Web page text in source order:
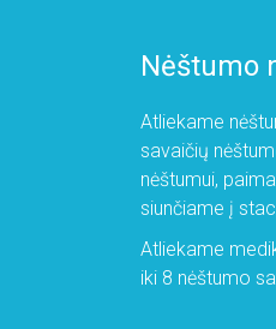
Nėštumo
Atliekame
savaičių
nėštumui,
siunčiame į
Atliekame
iki 8 nėštumo